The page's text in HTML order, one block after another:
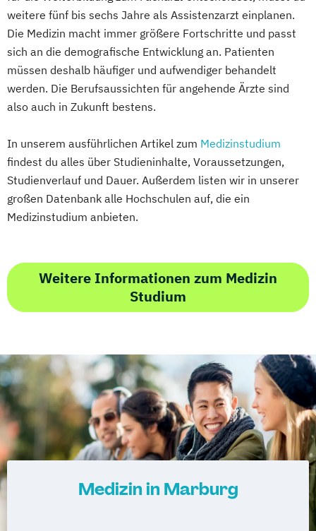
weitere fünf bis sechs Jahre als Assistenzarzt einplanen.
Die Medizin macht immer größere Fortschritte und passt
sich an die demografische Entwicklung an. Patienten
müssen deshalb häufiger und aufwendiger behandelt
werden. Die Berufsaussichten für angehende Ärzte sind
also auch in Zukunft bestens.
In unserem ausführlichen Artikel zum Medizinstudium
findest du alles über Studieninhalte, Voraussetzungen,
Studienverlauf und Dauer. Außerdem listen wir in unserer
großen Datenbank alle Hochschulen auf, die ein
Medizinstudium anbieten.
Weitere Informationen zum Medizin
Studium
Medizin in Marburg